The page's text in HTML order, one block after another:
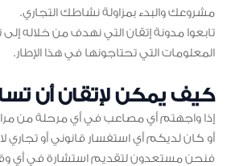
مشروعك والبدء بمزاولة نشاطك التجاري.
تابعوا مدونة إتقان التي نهدف من خلاله
المعلومات التي تحتاجونها في هذا الإطار.
كيف يمكن لإتقان أن
إذا واجهتم أي مصاعب في أي مرحلة من
أو كان لديكم أي استفسار قانوني أو تجاري لا
فنحن مستعدون لتقديم استشارة في أي